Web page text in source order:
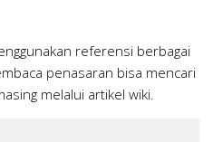
referensi berbagai
penasaran bisa mencari
melalui artikel wiki.